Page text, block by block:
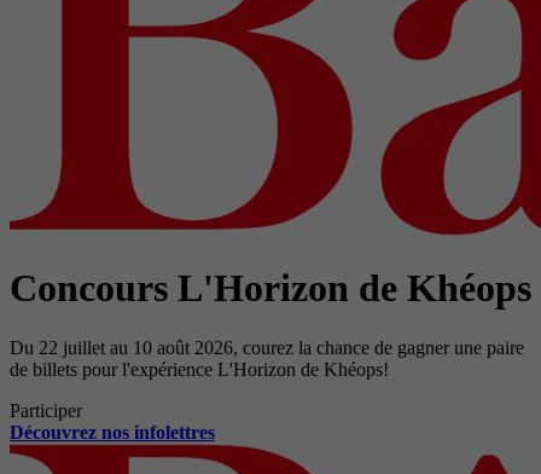
Concours L'Horizon de Khéops
Du 22 juillet au 10 août 2026, courez la chance de gagner une paire
de billets pour l'expérience L'Horizon de Khéops!
Participer
Découvrez nos infolettres